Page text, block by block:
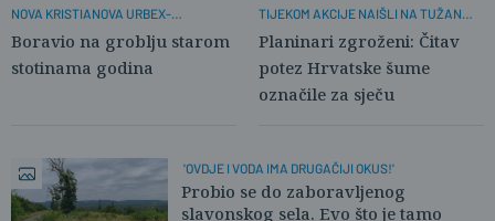
NOVA KRISTIANOVA URBEX-
Boravio na groblju starom
stotinama godina
TIJEKOM AKCIJE NAIŠLI NA TUŽAN
Planinari zgroženi: Čitav
potez Hrvatske šume
označile za sječu
'OVDJE I VODA IMA DRUGAČIJI OKUS!'
Probio se do zaboravljenog
slavonskog sela. Evo što je tamo